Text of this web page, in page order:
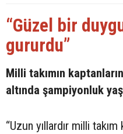
“Güzel bir
gururdu”
Milli takımın
altında şampiyonluk
“Uzun yıllardır milli